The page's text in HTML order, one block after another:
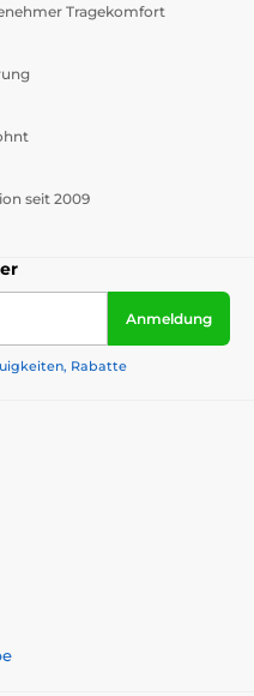
Tragekomfort
seit 2009
Anmeldung
Rabatte